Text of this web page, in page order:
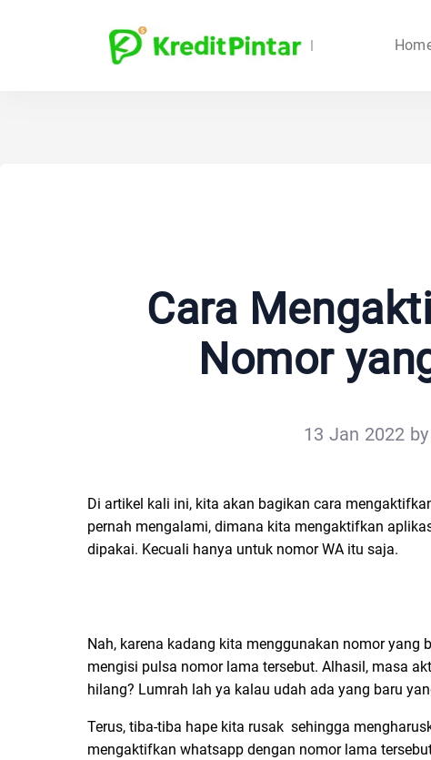
Cara
Nomor
13 Jan 2022
Di artikel kali ini, kita akan bagikan cara
pernah mengalami, dimana kita mengaktifkan
dipakai. Kecuali hanya untuk nomor WA itu saja.
Nah, karena kadang kita menggunakan nomor
mengisi pulsa nomor lama tersebut. Alhasil, masa
hilang? Lumrah lah ya kalau udah ada yang baru
Terus, tiba-tiba hape kita rusak sehingga
mengaktifkan whatsapp dengan nomor lama